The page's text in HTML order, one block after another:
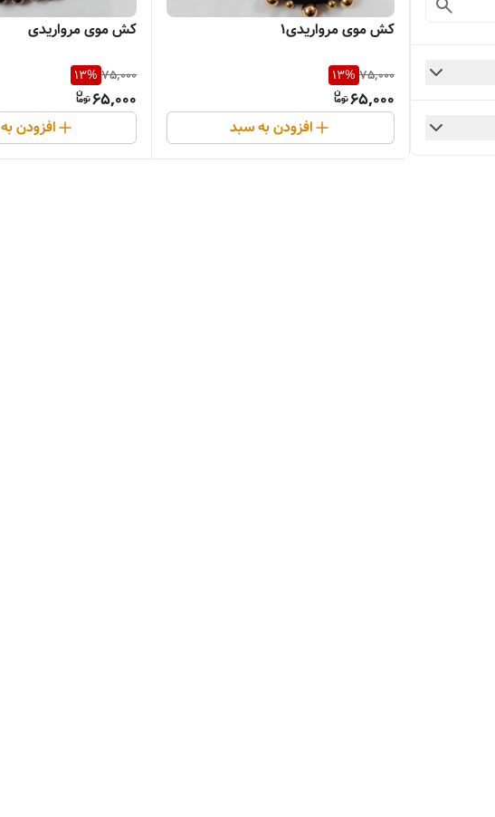
کش موی مرواریدی1
75,000
13%
65,000
افزودن به سبد
کش موی مرواریدی
75,000
13%
65,000
افزودن